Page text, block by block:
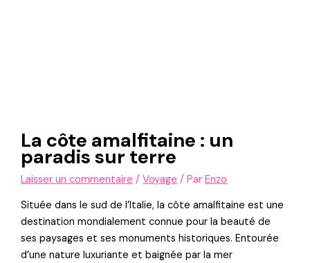
La côte amalfitaine : un
paradis sur terre
Laisser un commentaire /Voyage / ParEnzo
Située dans le sud de l’Italie, la côte amalfitaine est une
destination mondialement connue pour la beauté de
ses paysages et ses monuments historiques. Entourée
d’une nature luxuriante et baignée par la mer